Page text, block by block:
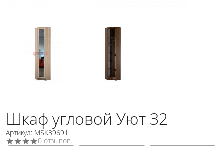
Шкаф угловой Уют З2
Артикул: MSK39691
0 отзывов